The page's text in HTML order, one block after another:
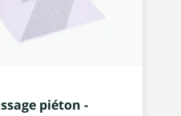
piéton -